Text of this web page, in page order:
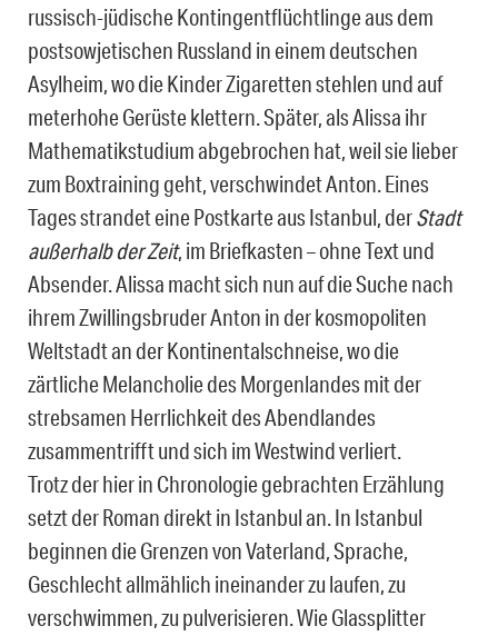
russisch-jüdische Kontingentflüchtlinge aus dem
postsowjetischen Russland in einem deutschen
Asylheim, wo die Kinder Zigaretten stehlen und auf
meterhohe Gerüste klettern. Später, als Alissa ihr
Mathematikstudium abgebrochen hat, weil sie lieber
zum Boxtraining geht, verschwindet Anton. Eines
Tages strandet eine Postkarte aus Istanbul, derStadt
außerhalb der Zeit, im Briefkasten – ohne Text und
Absender. Alissa macht sich nun auf die Suche nach
ihrem Zwillingsbruder Anton in der kosmopoliten
Weltstadt an der Kontinentalschneise, wo die
zärtliche Melancholie des Morgenlandes mit der
strebsamen Herrlichkeit des Abendlandes
zusammentrifft und sich im Westwind verliert.
Trotz der hier in Chronologie gebrachten Erzählung
setzt der Roman direkt in Istanbul an. In Istanbul
beginnen die Grenzen von Vaterland, Sprache,
Geschlecht allmählich ineinander zu laufen, zu
verschwimmen, zu pulverisieren. Wie Glassplitter